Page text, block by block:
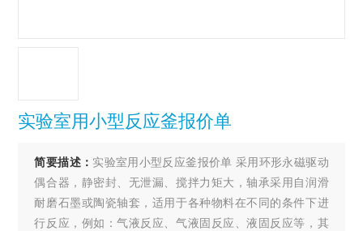
实验室用小型反应釜报价单
简要描述： 实验室用小型反应釜报价单 采用环形永磁驱动
偶合器，静密封、无泄漏、搅拌力矩大，轴承采用自润滑
耐磨石墨或陶瓷轴套，适用于各种物料在不同的条件下进
行反应，例如：气液反应、气液固反应、液固反应等，其